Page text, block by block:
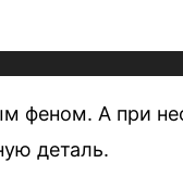
феном. А при
деталь.